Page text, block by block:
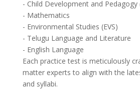
- Child Development and Pedagogy
- Mathematics
- Environmental Studies (EVS)
- Telugu Language and Literature
- English Language
Each practice test is meticulously
matter experts to align with the
and syllabi.